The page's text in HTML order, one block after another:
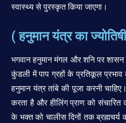
स्वास्थ्य से पुरस्कृत किया जाएगा।
( हनुमान यंत्र का
भगवान हनुमान मंगल और शनि पर
कुंडली में पाप ग्रहों के प्रतिकूल प्रभाव
हनुमान यंत्र तांबे की पूजा करनी
करता है और हीलिंग प्राण को
के भक्त को चालीस दिनों तक ब्रह्मचर्य